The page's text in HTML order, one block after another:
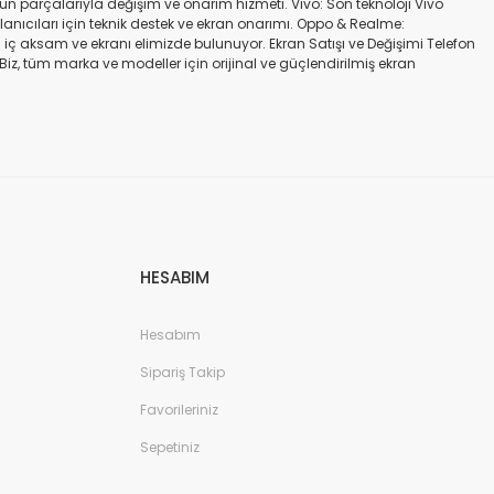
parçalarıyla değişim ve onarım hizmeti. Vivo: Son teknoloji Vivo
için teknik destek ve ekran onarımı. Oppo & Realme:
ve ekranı elimizde bulunuyor. Ekran Satışı ve Değişimi Telefon
Biz, tüm marka ve modeller için orijinal ve güçlendirilmiş ekran
değişimi ve tamiri Batarya değişimi Neden Bizi Tercih Etmelisiniz?
HESABIM
Hesabım
Sipariş Takip
Favorileriniz
Sepetiniz